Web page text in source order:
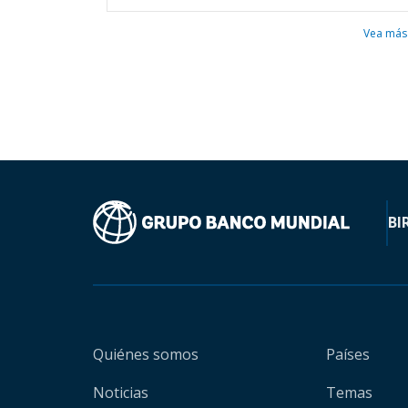
Vea más
Quiénes somos
Noticias
Países
Temas